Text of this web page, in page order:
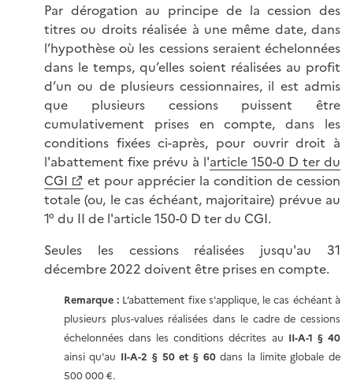
Par dérogation au principe de la cession des
titres ou droits réalisée à une même date, dans
l’hypothèse où les cessions seraient échelonnées
dans le temps, qu’elles soient réalisées au profit
d’un ou de plusieurs cessionnaires, il est admis
que plusieurs cessions puissent être
cumulativement prises en compte, dans les
conditions fixées ci-après, pour ouvrir droit à
l'abattement fixe prévu à l'article 150-0 D ter du
CGI
et pour apprécier la condition de cession
totale (ou, le cas échéant, majoritaire) prévue au
1° du II de l'article 150-0 D ter du CGI.
Seules les cessions réalisées jusqu'au 31
décembre 2022 doivent être prises en compte.
Remarque : L’abattement fixe s'applique, le cas échéant à
plusieurs plus-values réalisées dans le cadre de cessions
échelonnées dans les conditions décrites au II-A-1 § 40
ainsi qu'au II-A-2 § 50 et § 60dans la limite globale de
500 000 €.